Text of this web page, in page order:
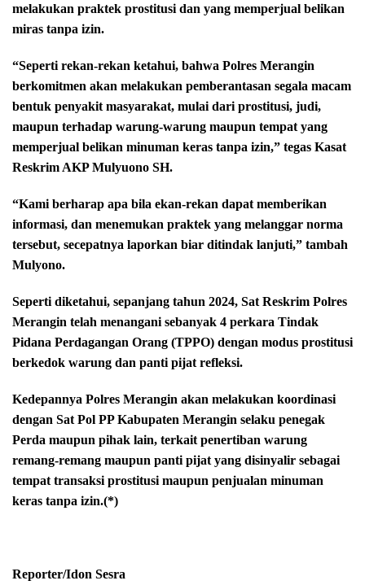
melakukan praktek prostitusi dan yang memperjual belikan
miras tanpa izin.
“Seperti rekan-rekan ketahui, bahwa Polres Merangin
berkomitmen akan melakukan pemberantasan segala macam
bentuk penyakit masyarakat, mulai dari prostitusi, judi,
maupun terhadap warung-warung maupun tempat yang
memperjual belikan minuman keras tanpa izin,” tegas Kasat
Reskrim AKP Mulyuono SH.
“Kami berharap apa bila ekan-rekan dapat memberikan
informasi, dan menemukan praktek yang melanggar norma
tersebut, secepatnya laporkan biar ditindak lanjuti,” tambah
Mulyono.
Seperti diketahui, sepanjang tahun 2024, Sat Reskrim Polres
Merangin telah menangani sebanyak 4 perkara Tindak
Pidana Perdagangan Orang (TPPO) dengan modus prostitusi
berkedok warung dan panti pijat refleksi.
Kedepannya Polres Merangin akan melakukan koordinasi
dengan Sat Pol PP Kabupaten Merangin selaku penegak
Perda maupun pihak lain, terkait penertiban warung
remang-remang maupun panti pijat yang disinyalir sebagai
tempat transaksi prostitusi maupun penjualan minuman
keras tanpa izin.(*)
Reporter/Idon Sesra